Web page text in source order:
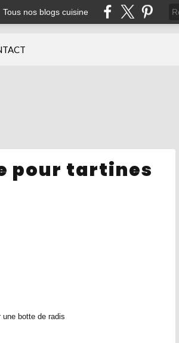
Tous nos blogs cuisine
pour tartines
botte de radis